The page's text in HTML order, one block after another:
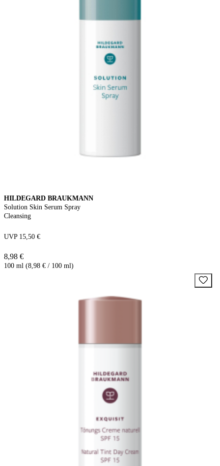
HILDEGARD BRAUKMANN
Solution Skin Serum Spray
Cleansing
UVP 15,50 €
8,98 €
100 ml (8,98 € / 100 ml)